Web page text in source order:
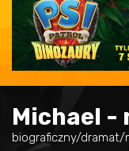
Michael -
biograficzny/dramat/